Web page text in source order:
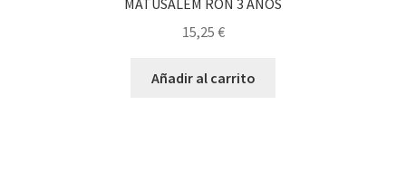
MATUSALEM RON 3 AÑOS
15,25 €
Añadir al carrito